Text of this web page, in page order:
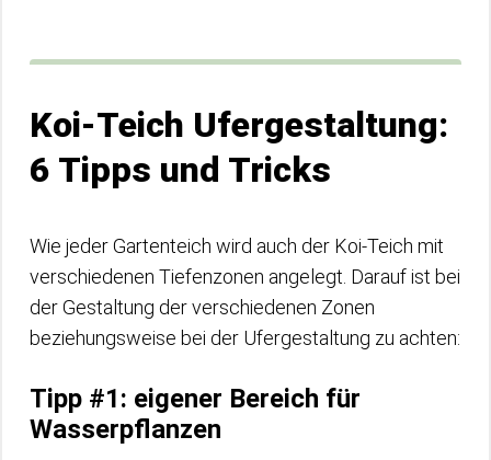
Koi-Teich Ufergestaltung:
6 Tipps und Tricks
Wie jeder Gartenteich wird auch der Koi-Teich mit
verschiedenen Tiefenzonen angelegt. Darauf ist bei
der Gestaltung der verschiedenen Zonen
beziehungsweise bei der Ufergestaltung zu achten:
Tipp #1: eigener Bereich für
Wasserpflanzen